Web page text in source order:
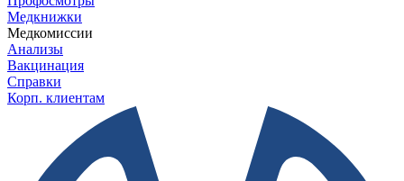
Медкнижки
Медкомиссии
Анализы
Вакцинация
Справки
Корп. клиентам